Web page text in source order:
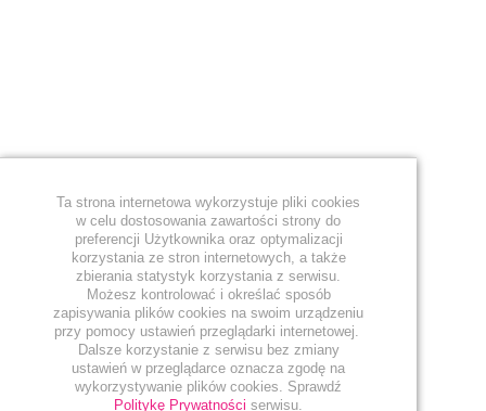
Ta strona internetowa wykorzystuje pliki cookies
w celu dostosowania zawartości strony do
preferencji Użytkownika oraz optymalizacji
korzystania ze stron internetowych, a także
zbierania statystyk korzystania z serwisu.
Możesz kontrolować i określać sposób
zapisywania plików cookies na swoim urządzeniu
przy pomocy ustawień przeglądarki internetowej. ​​
Dalsze korzystanie z serwisu bez zmiany
ustawień w przeglądarce oznacza zgodę na
wykorzystywanie plików cookies. Sprawdź
Politykę Prywatności serwisu.